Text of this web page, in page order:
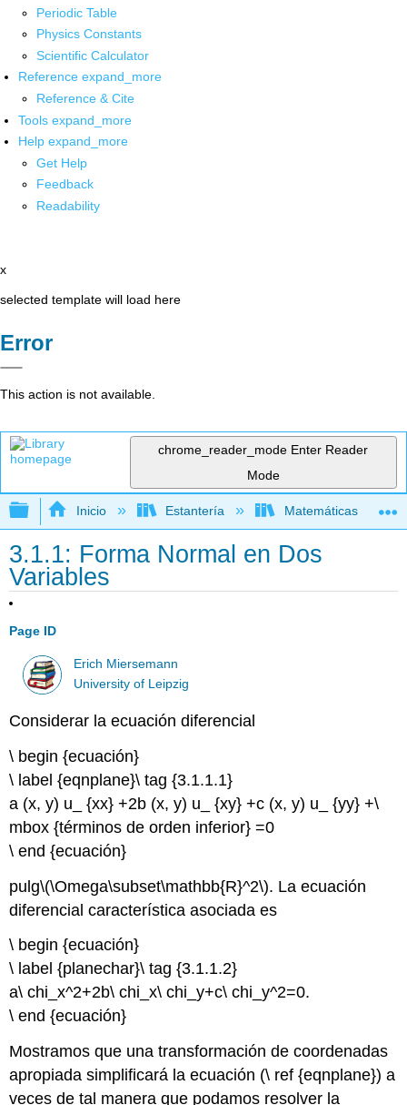
Periodic Table
Physics Constants
Scientific Calculator
Reference expand_more
Reference & Cite
Tools expand_more
Help expand_more
Get Help
Feedback
Readability
x
selected template will load here
Error
This action is not available.
chrome_reader_mode Enter Reader
Mode
Expandir/contraer jerarquía global
Inicio Estantería Matemáticas
3.1.1: Forma Normal en Dos
Variables
Page ID
Erich Miersemann
University of Leipzig
Considerar la ecuación diferencial
\ begin {ecuación}
\ label {eqnplane}\ tag {3.1.1.1}
a (x, y) u_ {xx} +2b (x, y) u_ {xy} +c (x, y) u_ {yy} +\
mbox {términos de orden inferior} =0
\ end {ecuación}
pulg\(\Omega\subset\mathbb{R}^2\). La ecuación
diferencial característica asociada es
\ begin {ecuación}
\ label {planechar}\ tag {3.1.1.2}
a\ chi_x^2+2b\ chi_x\ chi_y+c\ chi_y^2=0.
\ end {ecuación}
Mostramos que una transformación de coordenadas
apropiada simplificará la ecuación (\ ref {eqnplane}) a
veces de tal manera que podamos resolver la